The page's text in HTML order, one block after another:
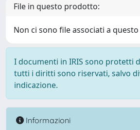
File in questo prodotto:
Non ci sono file associati a
I documenti in IRIS sono protetti
tutti i diritti sono riservati, salvo
indicazione.
Informazioni